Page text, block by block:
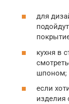
для
кухня в
шпоном;
если
изделия